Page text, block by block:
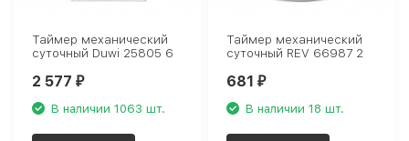
Таймер механический
суточный Duwi 25805 6
2 577₽
В наличии 1063 шт.
Таймер механический
суточный REV 66987 2
681₽
В наличии 18 шт.